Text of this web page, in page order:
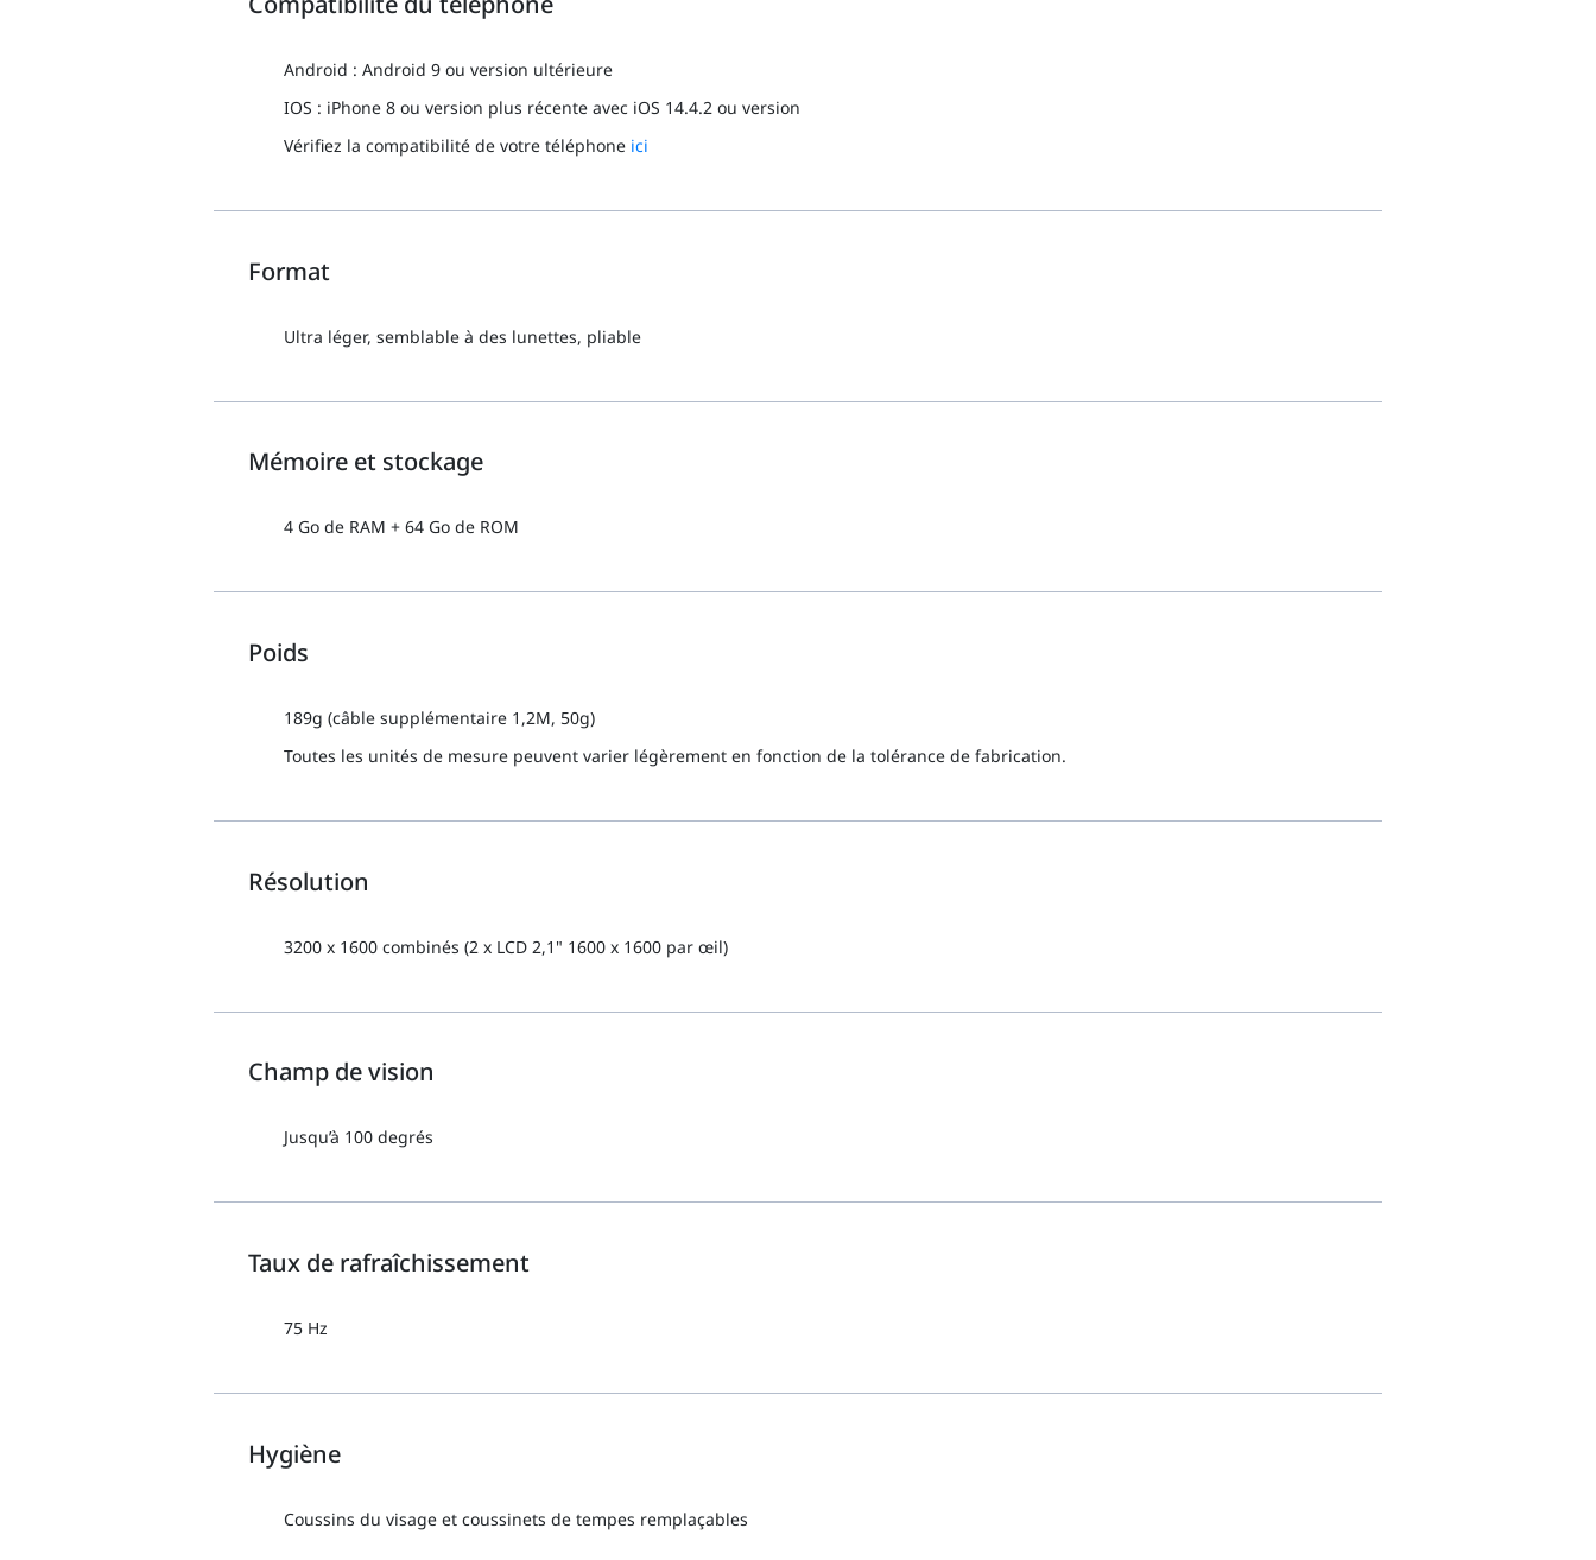
Android : Android 9 ou version ultérieure
IOS : iPhone 8 ou version plus récente avec iOS 14.4.2 ou version
Vérifiez la compatibilité de votre téléphone ici
Format
Ultra léger, semblable à des lunettes, pliable
Mémoire et stockage
4 Go de RAM + 64 Go de ROM
Poids
189g (câble supplémentaire 1,2M, 50g)
Toutes les unités de mesure peuvent varier légèrement en fonction de la tolérance de fabrication.
Résolution
3200 x 1600 combinés (2 x LCD 2,1" 1600 x 1600 par œil)
Champ de vision
Jusqu’à 100 degrés
Taux de rafraîchissement
75 Hz
Hygiène
Coussins du visage et coussinets de tempes remplaçables